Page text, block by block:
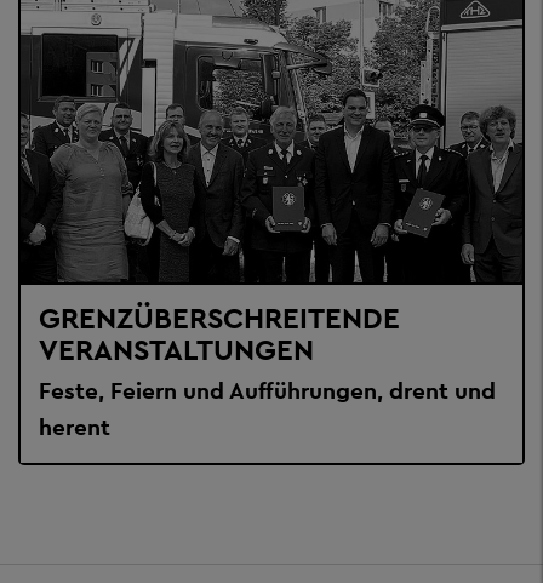
GRENZÜBERSCHREITENDE
VERANSTALTUNGEN
Feste, Feiern und Aufführungen, drent und
herent